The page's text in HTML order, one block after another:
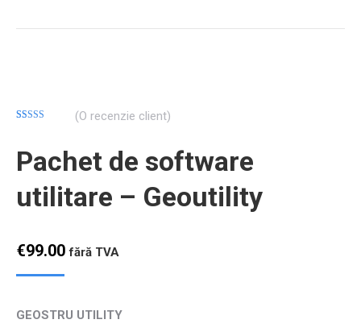
Pachet de software
utilitare – Geoutility
€99.00 fără TVA
pe baza a
evaluări de
la clienți
(O recenzie client)
GEOSTRU UTILITY